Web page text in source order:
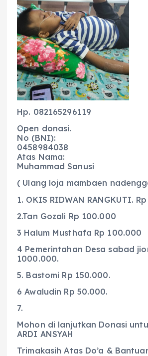
Hp. 082165296119
Open donasi.
No (BNI):
0458984038
Atas Nama:
Muhammad Sanusi
( Ulang loja mambaen
1. OKIS RIDWAN RANGKUTI.
2.Tan Gozali Rp 100.000
3 Halum Musthafa Rp 100.000
4 Pemerintahan Desa sabad
1000.000.
5. Bastomi Rp 150.000.
6 Awaludin Rp 50.000.
7.
Mohon di lanjutkan Donasi
ARDI ANSYAH
Trimakasih Atas Do’a &